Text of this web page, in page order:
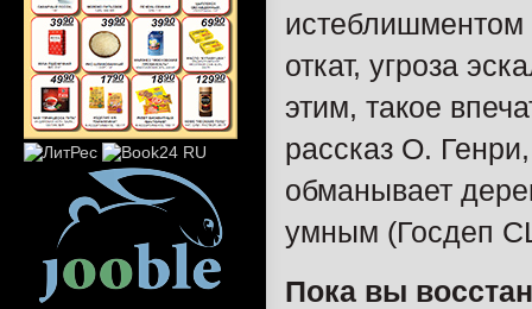
истеблишментом
откат, угроза
этим, такое
рассказ О.
обманывает
умным (Госдеп
Пока вы